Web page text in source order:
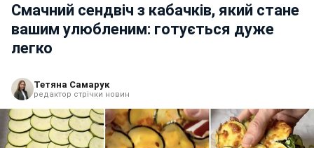
Смачний сендвіч з кабачків, який стане
вашим улюбленим: готується дуже
легко
Тетяна Самарук
редактор стрічки новин